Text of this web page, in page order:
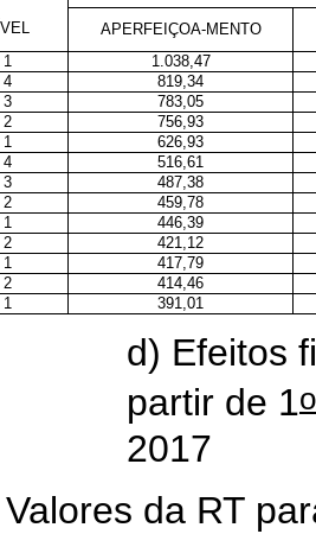
APERFEIÇOA-MENTO
1
1.038,47
4
819,34
3
783,05
2
756,93
1
626,93
4
516,61
3
487,38
2
459,78
1
446,39
2
421,12
1
417,79
2
414,46
1
391,01
d) Efeitos
partir de 1o
2017
da RT